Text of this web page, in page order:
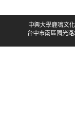
中興大學鹿鳴文
台中市南區國光